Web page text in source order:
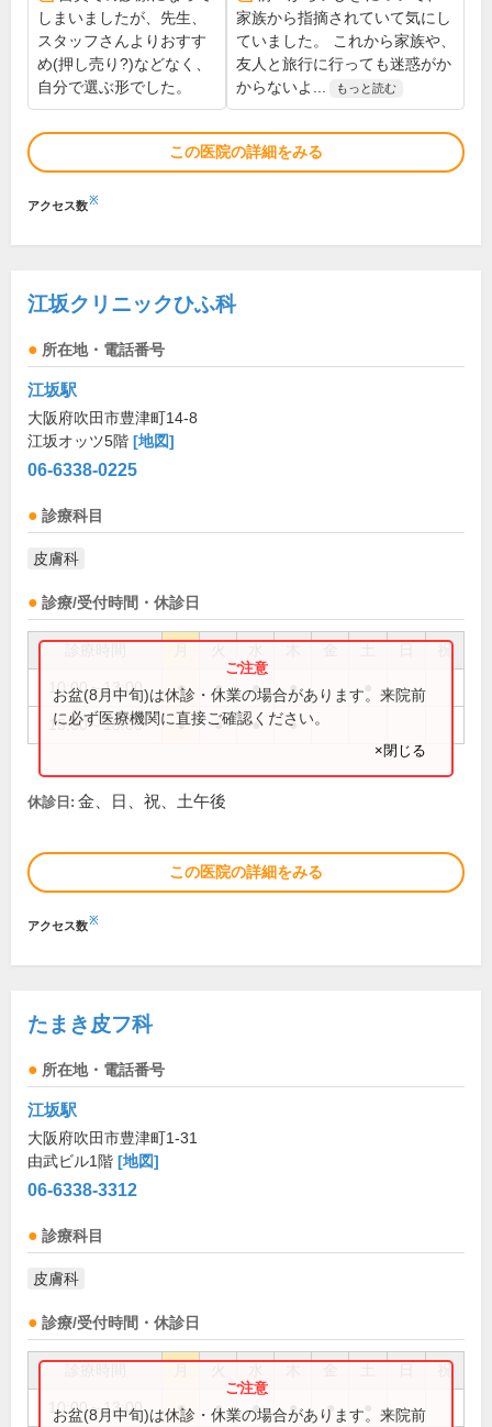
しまいましたが、先生、
スタッフさんよりおすす
め(押し売り?)などなく、
自分で選ぶ形でした。
家族から指摘されていて気にし
ていました。 これから家族や、
友人と旅行に行っても迷惑がか
からないよ...
もっと読む
この医院の詳細をみる
アクセス数※
江坂クリニックひふ科
所在地・電話番号
江坂駅
大阪府吹田市豊津町14-8
江坂オッツ5階 [地図]
06-6338-0225
診療科目
皮膚科
診療/受付時間・休診日
祝
10:00～13:00 ● ● ● ●
15:00～18:00 ● ● ● ●
お盆(8月中旬)は休診・休業の場合があります。来院前
に必ず医療機関に直接ご確認ください。
×閉じる
休診日: 金、日、祝、土午後
この医院の詳細をみる
アクセス数※
たまき皮フ科
所在地・電話番号
江坂駅
大阪府吹田市豊津町1-31
由武ビル1階 [地図]
06-6338-3312
診療科目
皮膚科
診療/受付時間・休診日
祝
10:00～13:00 ● ● ● ● ●
お盆(8月中旬)は休診・休業の場合があります。来院前